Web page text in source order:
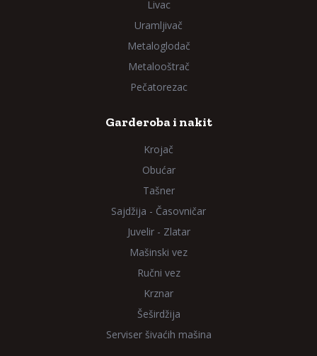
Livac
Uramljivač
Metaloglodač
Metalooštrač
Pečatorezac
Garderoba i nakit
Krojač
Obućar
Tašner
Sajdžija - Časovničar
Juvelir - Zlatar
Mašinski vez
Ručni vez
Krznar
Šeširdžija
Serviser šivaćih mašina